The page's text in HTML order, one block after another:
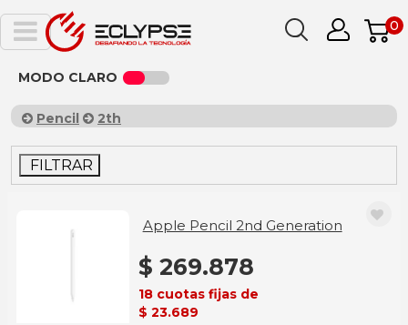
0
MODO CLARO
Pencil 2th
FILTRAR
Apple Pencil 2nd Generation
$ 269.878
18 cuotas fijas de
$ 23.689